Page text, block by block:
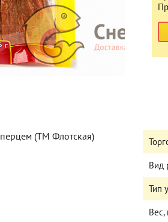
(ТМ Флотская)
Вид
Тип
Вес,